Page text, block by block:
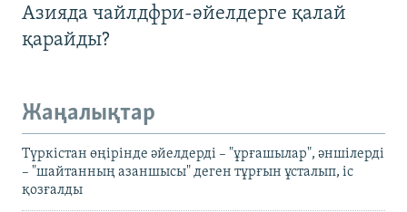
Азияда чайлдфри-әйелдерге қалай
қарайды?
Жаңалықтар
Түркістан өңірінде әйелдерді – "ұрғашылар", әншілерді
– "шайтанның азаншысы" деген тұрғын ұсталып, іс
қозғалды